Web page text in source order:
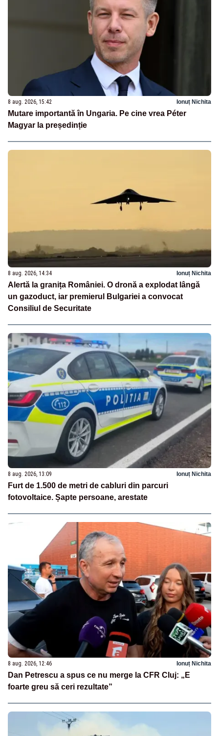
8 aug. 2026, 15:42 Ionuț Nichita
Mutare importantă în Ungaria. Pe cine vrea Péter
Magyar la președinție
8 aug. 2026, 14:34 Ionuț Nichita
Alertă la granița României. O dronă a explodat lângă
un gazoduct, iar premierul Bulgariei a convocat
Consiliul de Securitate
8 aug. 2026, 13:09 Ionuț Nichita
Furt de 1.500 de metri de cabluri din parcuri
fotovoltaice. Șapte persoane, arestate
8 aug. 2026, 12:46 Ionuț Nichita
Dan Petrescu a spus ce nu merge la CFR Cluj: „E
foarte greu să ceri rezultate”